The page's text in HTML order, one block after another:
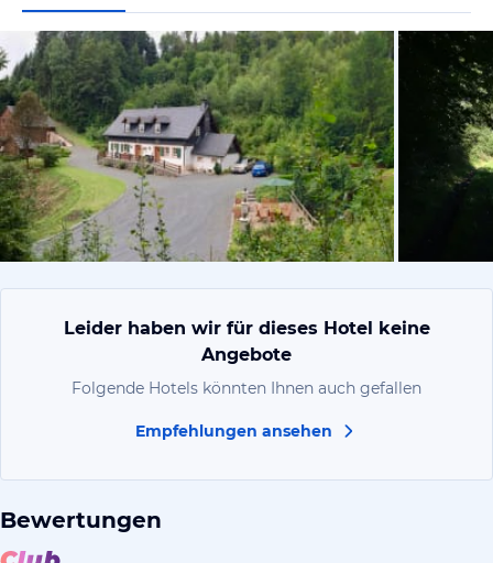
Leider haben wir für dieses Hotel keine
Angebote
Folgende Hotels könnten Ihnen auch gefallen
Empfehlungen ansehen
Bewertungen